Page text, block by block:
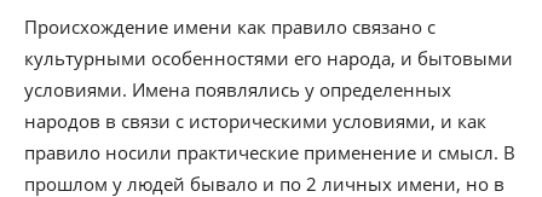
Происхождение имени как правило связано с
культурными особенностями его народа, и бытовыми
условиями. Имена появлялись у определенных
народов в связи с историческими условиями, и как
правило носили практические применение и смысл. В
прошлом у людей бывало и по 2 личных имени, но в